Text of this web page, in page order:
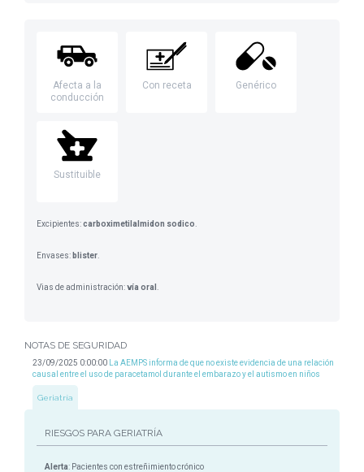
Afecta a la
conducción
Con receta Genérico
Sustituible
Excipientes:carboximetilalmidon sodico
Envases: blister
Vias de administración:vía oral
NOTAS DE SEGURIDAD
23/09/2025 0:00:00
La AEMPS informa de que no existe evidencia de una relación
causal entre el uso de paracetamol durante el embarazo y el autismo en niños
Geriatría
RIESGOS PARA GERIATRÍA
Alerta: Pacientes con estreñimiento crónico